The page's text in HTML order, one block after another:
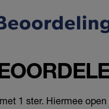
1 ster. Hiermee